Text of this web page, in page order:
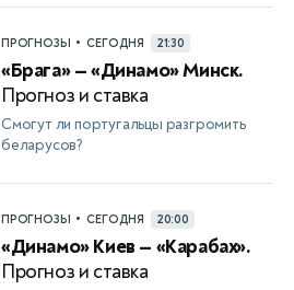
ПРОГНОЗЫ • СЕГОДНЯ 21:30
«Брага» — «Динамо» Минск.
Прогноз и ставка
Смогут ли португальцы разгромить
беларусов?
ПРОГНОЗЫ • СЕГОДНЯ 20:00
«Динамо» Киев — «Карабах».
Прогноз и ставка